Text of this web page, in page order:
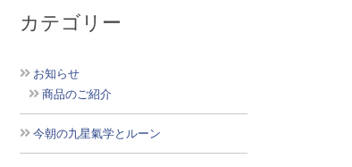
カテゴリー
お知らせ
商品のご紹介
今朝の九星氣学とルーン